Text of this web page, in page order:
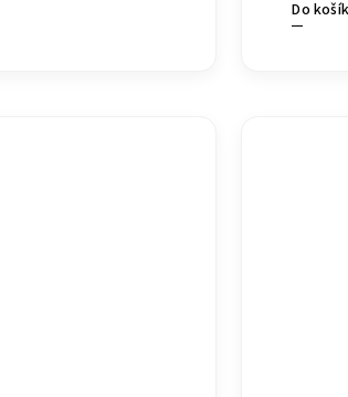
Do